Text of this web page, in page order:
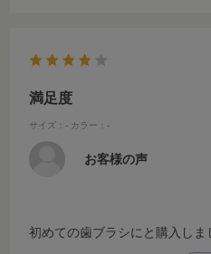
満足度
サイズ：- カラー：-
お客様の声
初めての歯ブラシにと購入しま